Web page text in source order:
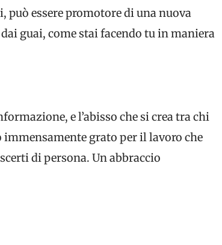
essere promotore di una nuova
guai, come stai facendo tu in maniera
e l’abisso che si crea tra chi
grato per il lavoro che
di persona. Un abbraccio